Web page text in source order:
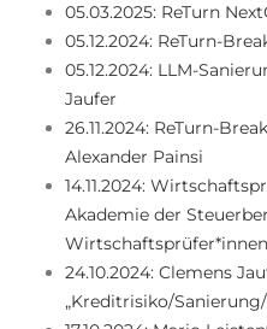
05.03.2025: ReTurn
05.12.2024: ReTurn-
05.12.2024: LLM-
Jaufer
26.11.2024: ReTurn-
Alexander Painsi
14.11.2024:
Akademie der
24.10.2024: Clemens
„Kreditrisiko/